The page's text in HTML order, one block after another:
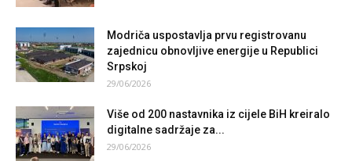
Modriča uspostavlja prvu registrovanu
zajednicu obnovljive energije u Republici
Srpskoj
29/06/2026
Više od 200 nastavnika iz cijele BiH kreiralo
digitalne sadržaje za...
29/06/2026